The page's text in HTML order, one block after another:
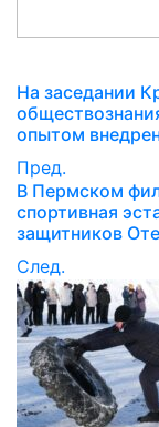
На заседании
опытом
Пред.
В Пермском
спортивная
защитников
След.